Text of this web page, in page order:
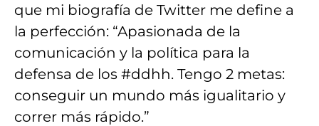
que mi biografía de Twitter me define a
la perfección: “Apasionada de la
comunicación y la política para la
defensa de los #ddhh. Tengo 2 metas:
conseguir un mundo más igualitario y
correr más rápido.”